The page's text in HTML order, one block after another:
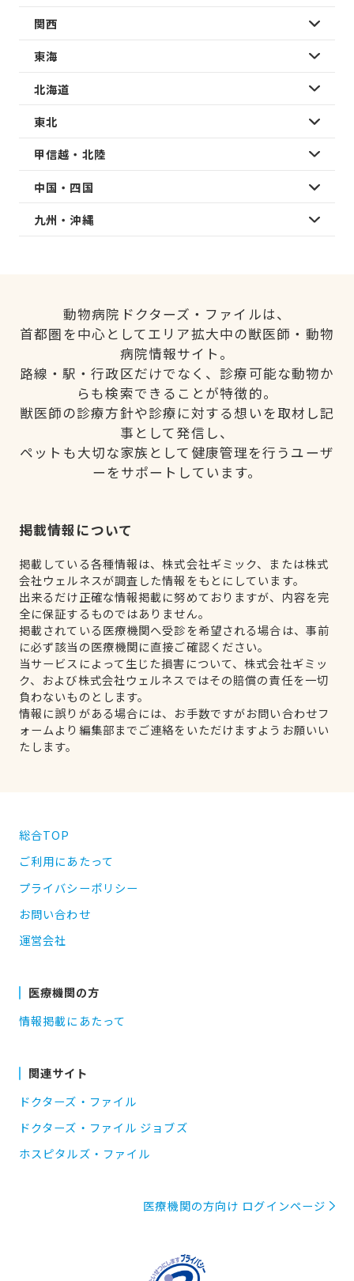
関西
東海
北海道
東北
甲信越・北陸
中国・四国
九州・沖縄
動物病院ドクターズ・ファイルは、
首都圏を中心としてエリア拡大中の獣医師・動物
病院情報サイト。
路線・駅・行政区だけでなく、診療可能な動物か
らも検索できることが特徴的。
獣医師の診療方針や診療に対する想いを取材し記
事として発信し、
ペットも大切な家族として健康管理を行うユーザ
ーをサポートしています。
掲載情報について
掲載している各種情報は、株式会社ギミック、または株式
会社ウェルネスが調査した情報をもとにしています。
出来るだけ正確な情報掲載に努めておりますが、内容を完
全に保証するものではありません。
掲載されている医療機関へ受診を希望される場合は、事前
に必ず該当の医療機関に直接ご確認ください。
当サービスによって生じた損害について、株式会社ギミッ
ク、および株式会社ウェルネスではその賠償の責任を一切
負わないものとします。
情報に誤りがある場合には、お手数ですがお問い合わせフ
ォームより編集部までご連絡をいただけますようお願いい
たします。
総合TOP
ご利用にあたって
プライバシーポリシー
お問い合わせ
運営会社
医療機関の方
情報掲載にあたって
関連サイト
ドクターズ・ファイル
ドクターズ・ファイル ジョブズ
ホスピタルズ・ファイル
医療機関の方向け ログインページ